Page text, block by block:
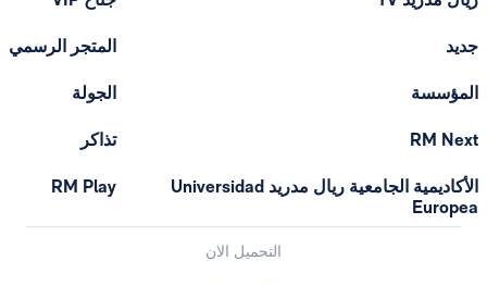
الأكاديمية الجامعية ريال مدريد Universidad
المتجر الرسمي
RM Play